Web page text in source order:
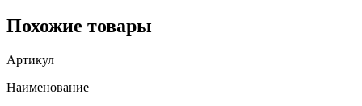
Похожие товары
Артикул
Наименование